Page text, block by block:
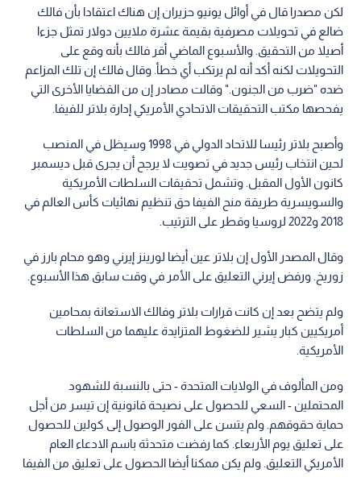
لكن مصدرا قال في أوائل يونيو حزيران إن هناك اعتقادا بأن فالك
ضالع في تحويلات مصرفية بقيمة عشرة ملايين دولار تمثل جزءا
أصيلا من التحقيق. والأسبوع الماضي أقر فالك بأنه وقع على
التحويلات لكنه أكد أنه لم يرتكب أي خطأ. وقال فالك إن تلك المزاعم
ضده "ضرب من الجنون." وقالت مصادر إن من القضايا الأخرى التي
يفحصها مكتب التحقيقات الاتحادي الأمريكي إدارة بلاتر للفيفا.
وأصبح بلاتر رئيسا للاتحاد الدولي في 1998 وسيظل في المنصب
لحين انتخاب رئيس جديد في تصويت لا يرجح أن يجرى قبل ديسمبر
كانون الأول المقبل. وتشمل تحقيقات السلطات الأمريكية
والسويسرية طريقة منح الفيفا حق تنظيم نهائيات كأس العالم في
2018 و2022 لروسيا وقطر على الترتيب.
وقال المصدر الأول إن بلاتر عين أيضا لورينز إيرني وهو محام بارز في
زوريخ. ورفض إيرني التعليق على الأمر في وقت سابق هذا الأسبوع.
ولم يتضح بعد إن كانت قرارات بلاتر وفالك الاستعانة بمحامين
أمريكيين كبار يشير للضغوط المتزايدة عليهما من السلطات
الأمريكية.
ومن المألوف في الولايات المتحدة - حتى بالنسبة للشهود
المحتملين - السعي للحصول على نصيحة قانونية إن تيسر من أجل
حماية حقوقهم. ولم يتسن على الفور الوصول إلى كولين للحصول
على تعليق يوم الأربعاء. كما رفضت متحدثة باسم الادعاء العام
الأمريكي التعليق. ولم يكن ممكنا أيضا الحصول على تعليق من الفيفا